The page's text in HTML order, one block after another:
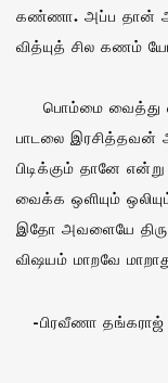
கண்ணா. அப்ப தான்
வித்யுத் சில கணம்
பொம்மை வைத்து
பாடலை இரசித்தவன்
பிடிக்கும் தானே
வைக்க ஒளியும்
இதோ அவளையே
விஷயம் மாறவே
-பிரவீணா தங்கராஜ்